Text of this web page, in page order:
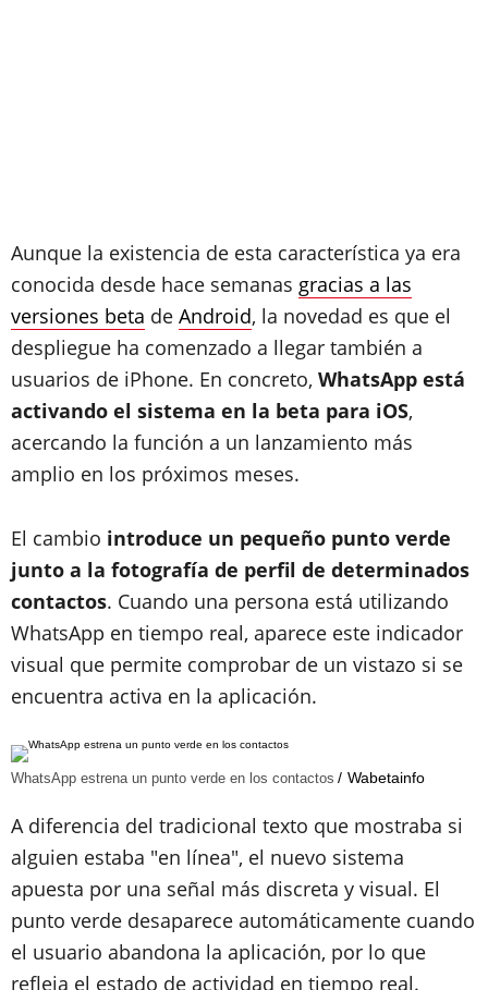
Aunque la existencia de esta característica ya era
conocida desde hace semanas gracias a las
versiones beta de Android, la novedad es que el
despliegue ha comenzado a llegar también a
usuarios de iPhone. En concreto, WhatsApp está
activando el sistema en la beta para iOS,
acercando la función a un lanzamiento más
amplio en los próximos meses.
El cambio introduce un pequeño punto verde
junto a la fotografía de perfil de determinados
contactos. Cuando una persona está utilizando
WhatsApp en tiempo real, aparece este indicador
visual que permite comprobar de un vistazo si se
encuentra activa en la aplicación.
WhatsApp estrena un punto verde en los contactos Wabetainfo
A diferencia del tradicional texto que mostraba si
alguien estaba "en línea", el nuevo sistema
apuesta por una señal más discreta y visual. El
punto verde desaparece automáticamente cuando
el usuario abandona la aplicación, por lo que
refleja el estado de actividad en tiempo real.